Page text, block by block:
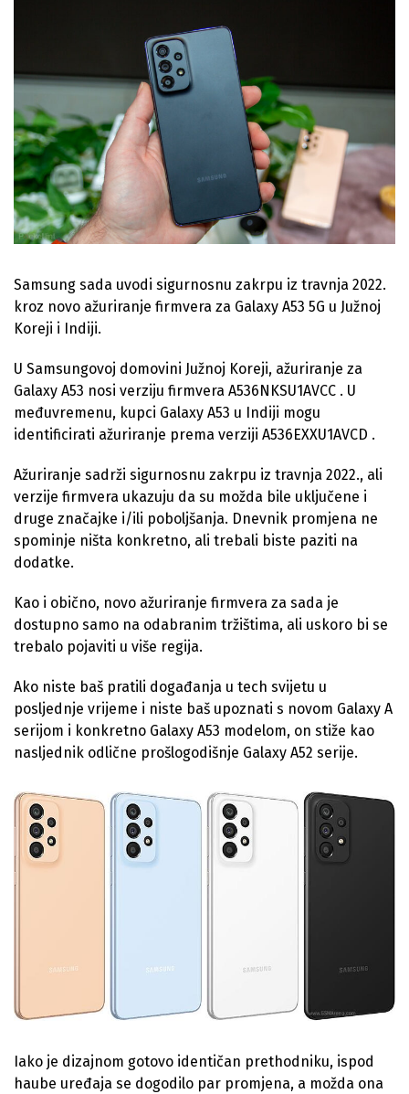
Samsung sada uvodi sigurnosnu zakrpu iz travnja 2022.
kroz novo ažuriranje firmvera za Galaxy A53 5G u Južnoj
Koreji i Indiji.
U Samsungovoj domovini Južnoj Koreji, ažuriranje za
Galaxy A53 nosi verziju firmvera A536NKSU1AVCC . U
međuvremenu, kupci Galaxy A53 u Indiji mogu
identificirati ažuriranje prema verziji A536EXXU1AVCD .
Ažuriranje sadrži sigurnosnu zakrpu iz travnja 2022., ali
verzije firmvera ukazuju da su možda bile uključene i
druge značajke i/ili poboljšanja. Dnevnik promjena ne
spominje ništa konkretno, ali trebali biste paziti na
dodatke.
Kao i obično, novo ažuriranje firmvera za sada je
dostupno samo na odabranim tržištima, ali uskoro bi se
trebalo pojaviti u više regija.
Ako niste baš pratili događanja u tech svijetu u
posljednje vrijeme i niste baš upoznati s novom Galaxy A
serijom i konkretno Galaxy A53 modelom, on stiže kao
nasljednik odlične prošlogodišnje Galaxy A52 serije.
Iako je dizajnom gotovo identičan prethodniku, ispod
haube uređaja se dogodilo par promjena, a možda ona